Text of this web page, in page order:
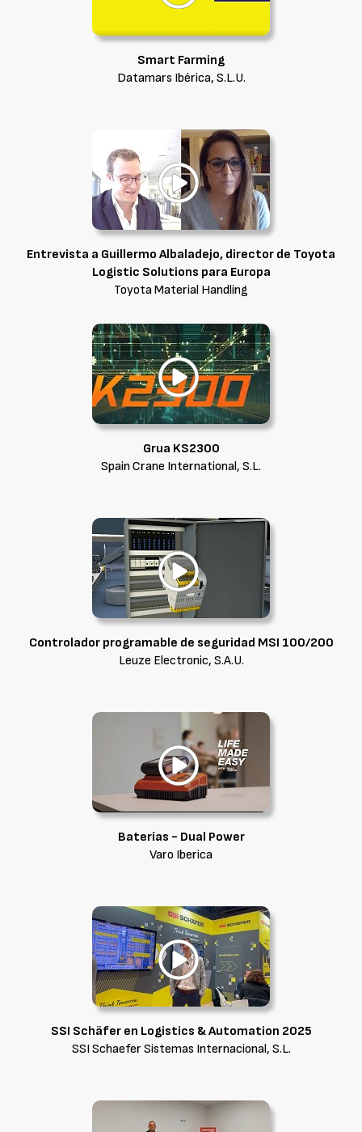
Smart Farming
Datamars Ibérica, S.L.U.
Entrevista a Guillermo Albaladejo, director de Toyota
Logistic Solutions para Europa
Toyota Material Handling
Grua KS2300
Spain Crane International, S.L.
Controlador programable de seguridad MSI 100/200
Leuze Electronic, S.A.U.
Baterías - Dual Power
Varo Iberica
SSI Schäfer en Logistics & Automation 2025
SSI Schaefer Sistemas Internacional, S.L.